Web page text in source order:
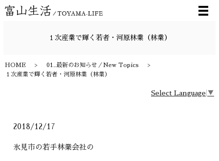
メ
１次産業で輝く若者・河原林業（林業）
HOME
01_最新のお知らせ／New Topics
１次産業で輝く若者・河原林業（林業）
Select Language ▼
2018/12/17
氷見市の若手林業会社の